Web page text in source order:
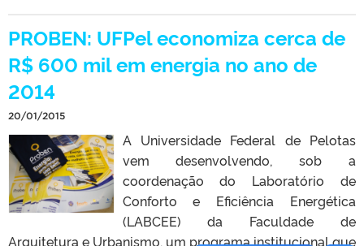
PROBEN: UFPel economiza cerca de
R$ 600 mil em energia no ano de
2014
20/01/2015
A Universidade Federal de Pelotas
vem desenvolvendo, sob a
coordenação do Laboratório de
Conforto e Eficiência Energética
(LABCEE) da Faculdade de
Arquitetura e Urbanismo, um programa institucional que